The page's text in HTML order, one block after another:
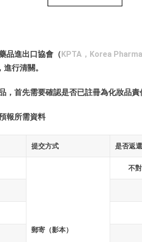
品進出口協會（KPTA，Korea
行清關。
首先需要確認是否已註冊為化妝品責
報所需資料
提交方式 是否返還
郵寄（影本）
不對